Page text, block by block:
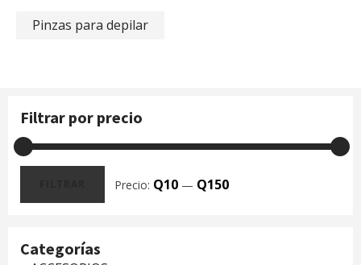
Filtrar por precio
Precio
Precio
Precio: Q10 — Q150
Categorías
Pinzas para depilar